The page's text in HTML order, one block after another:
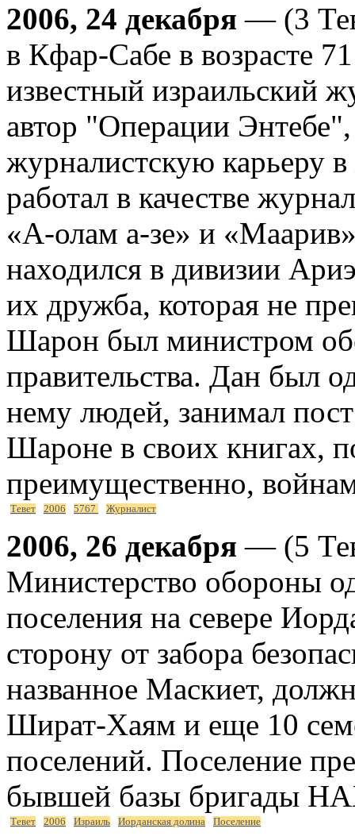
2006, 24 декабря — (3
в Кфар-Сабе в возрасте
известный израильский
автор "Операции
журналистскую карьеру
работал в качестве
«А-олам а-зе» и
находился в дивизии
их дружба, которая не
Шарон был министром
правительства. Дан был
нему людей, занимал
Шароне в своих книгах,
преимущественно,
Тевет 2006 5767 Журналист
2006, 26 декабря — (5
Министерство обороны
поселения на севере
сторону от забора
названное Маскиет,
Шират-Хаям и еще 10
поселений. Поселение
бывшей базы бригады
Тевет 2006 Израиль Иорданская долина Поселение